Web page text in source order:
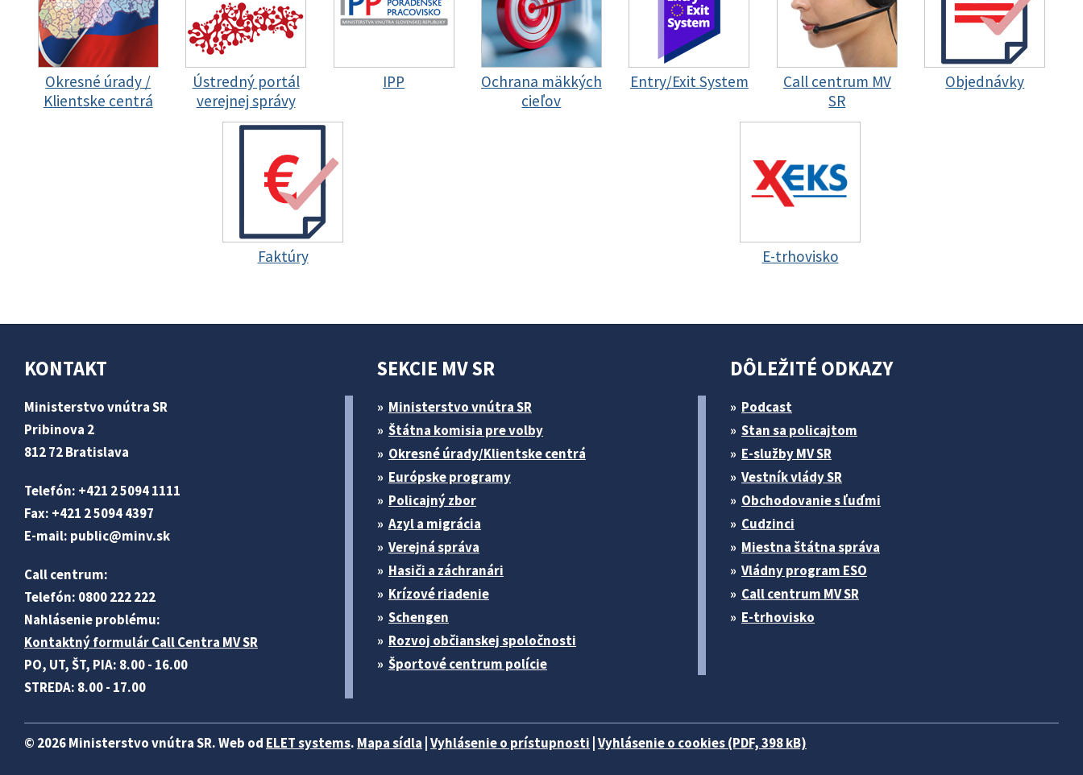
Okresné úrady /
Klientske centrá
Ústredný portál
verejnej správy
IPP
Ochrana mäkkých
cieľov
Entry/Exit System
Call centrum MV
SR
Objednávky
Faktúry E-trhovisko
KONTAKT
Ministerstvo vnútra SR
Pribinova 2
812 72 Bratislava
Telefón: +421 2 5094 1111
Fax: +421 2 5094 4397
E-mail: public@minv.sk
Call centrum:
Telefón: 0800 222 222
Nahlásenie problému:
Kontaktný formulár Call Centra MV SR
PO, UT, ŠT, PIA: 8.00 - 16.00
STREDA: 8.00 - 17.00
SEKCIE MV SR
Ministerstvo vnútra SR
Štátna komisia pre volby
Okresné úrady/Klientske centrá
Európske programy
Policajný zbor
Azyl a migrácia
Verejná správa
Hasiči a záchranári
Krízové riadenie
Schengen
Rozvoj občianskej spoločnosti
Športové centrum polície
DÔLEŽITÉ ODKAZY
Podcast
Stan sa policajtom
E-služby MV SR
Vestník vlády SR
Obchodovanie s ľuďmi
Cudzinci
Miestna štátna správa
Vládny program ESO
Call centrum MV SR
E-trhovisko
© 2026 Ministerstvo vnútra SR. Web od ELET systems. Mapa sídla |Vyhlásenie o prístupnosti |Vyhlásenie o cookies (PDF, 398 kB)